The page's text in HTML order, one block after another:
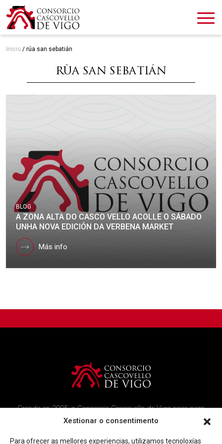
Xestionar o consentimento
Para ofrecer as mellores experiencias, utilizamos tecnoloxías
Inicio / rúa san sebatián
RÚA SAN SEBATIÁN
BLOG
A ZONA ALTA DO CASCO VELLO ACOLLE O SÁBADO
UNHA NOVA EDICIÓN DA VERBENA MARKET
Más info
Creado en 2005, o Consorcio Cascovello de Vigo nace para
atender aos veciños do casco histórico, creando un ambicioso